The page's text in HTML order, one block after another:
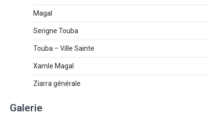
Magal
Serigne Touba
Touba – Ville Sainte
Xamle Magal
Ziarra générale
Galerie